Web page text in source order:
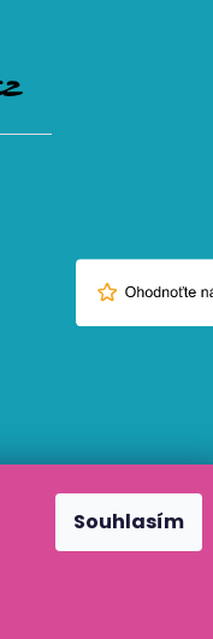
Souhlasím